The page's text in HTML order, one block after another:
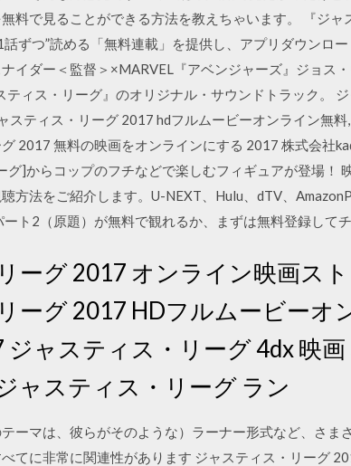
無料で見ることができる方法を教えちゃいます。 『ジ
ずつ”読める「無料連載」を提供し、アプリダウンロ
イダー＜監督＞×MARVEL『アベンジャーズ』ジョス
ィス・リーグ』のオリジナル・サウンドトラック。
スティス・リーグ 2017 hdフルムービーオンライン無
2017 無料の映画をオンラインにする 2017 株式会社
]からコップのフチなどで楽しむフィギュアが登場！
方法をご紹介します。U-NEXT、Hulu、dTV、
ト2（原題）が無料で観れるか、まずは無料登録して
ーグ 2017 オンライン映画ス
ーグ 2017 HDフルムービーオ
ジャスティス・リーグ 4dx 映
ャスティス・リーグ ラン
ーマは、彼らがそのような）ラーナー形式など、さま
てに非常に関連性があります ジャスティス・リーグ